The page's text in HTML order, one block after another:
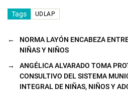
Tags UDLAP
←
NORMA LAYÓN ENCABEZA
NIÑAS Y NIÑOS
→
ANGÉLICA ALVARADO TOMA
CONSULTIVO DEL SISTEMA
INTEGRAL DE NIÑAS, NIÑOS Y